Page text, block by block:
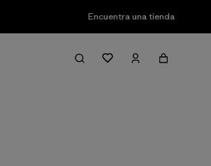
Encuentra una tienda